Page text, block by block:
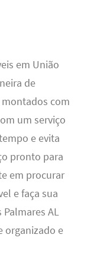
em União
de
com
um serviço
e evita
pronto para
em procurar
e faça sua
AL
organizado e